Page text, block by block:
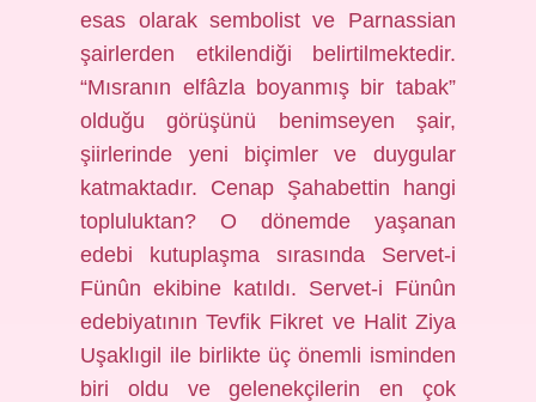
esas olarak sembolist ve Parnassian
şairlerden etkilendiği belirtilmektedir.
“Mısranın elfâzla boyanmış bir tabak”
olduğu görüşünü benimseyen şair,
şiirlerinde yeni biçimler ve duygular
katmaktadır. Cenap Şahabettin hangi
topluluktan? O dönemde yaşanan
edebi kutuplaşma sırasında Servet-i
Fünûn ekibine katıldı. Servet-i Fünûn
edebiyatının Tevfik Fikret ve Halit Ziya
Uşaklıgil ile birlikte üç önemli isminden
biri oldu ve gelenekçilerin en çok